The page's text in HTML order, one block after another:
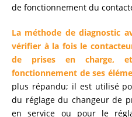
de fonctionnement du
La méthode de diagnostic
vérifier à la fois le
de prises en charge,
fonctionnement de ses
plus répandu; il est utilisé
du réglage du changeur de
en service ou pour le